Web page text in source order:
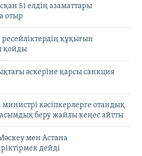
51 елдің азаматтары
отыр
құқығын
қойды
әскеріне қарсы санкция
кәсіпкерлерге отандық
беру жайлы кеңес айтты
мен Астана
дейді